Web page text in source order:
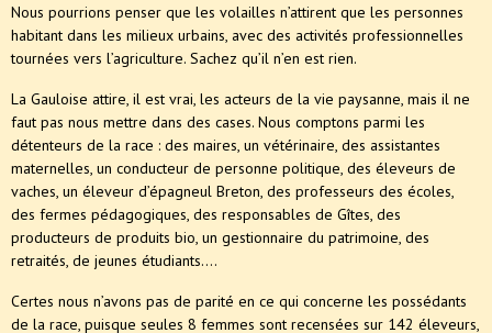
Nous pourrions penser que les volailles n’attirent que les personnes
habitant dans les milieux urbains, avec des activités professionnelles
tournées vers l’agriculture. Sachez qu’il n’en est rien.
La Gauloise attire, il est vrai, les acteurs de la vie paysanne, mais il ne
faut pas nous mettre dans des cases. Nous comptons parmi les
détenteurs de la race : des maires, un vétérinaire, des assistantes
maternelles, un conducteur de personne politique, des éleveurs de
vaches, un éleveur d’épagneul Breton, des professeurs des écoles,
des fermes pédagogiques, des responsables de Gîtes, des
producteurs de produits bio, un gestionnaire du patrimoine, des
retraités, de jeunes étudiants....
Certes nous n’avons pas de parité en ce qui concerne les possédants
de la race, puisque seules 8 femmes sont recensées sur 142 éleveurs,